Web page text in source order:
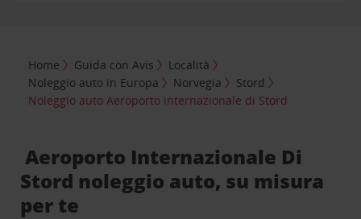
Home Guida con Avis
Località
Noleggio auto in Europa
Norvegia
Stord
Noleggio auto Aeroporto internazionale di Stord
Aeroporto Internazionale Di
Stord noleggio auto, su misura
per te